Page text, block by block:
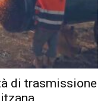
di trasmissione